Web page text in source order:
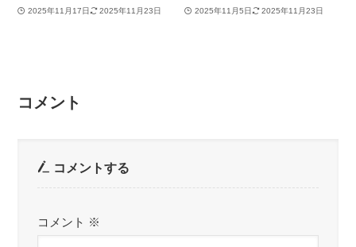
2025年11月17日 2025年11月23日 2025年11月5日 2025年11月23日
コメント
コメントする
コメント ※